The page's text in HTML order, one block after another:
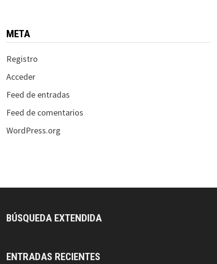
META
Registro
Acceder
Feed de entradas
Feed de comentarios
WordPress.org
BÚSQUEDA EXTENDIDA
ENTRADAS RECIENTES